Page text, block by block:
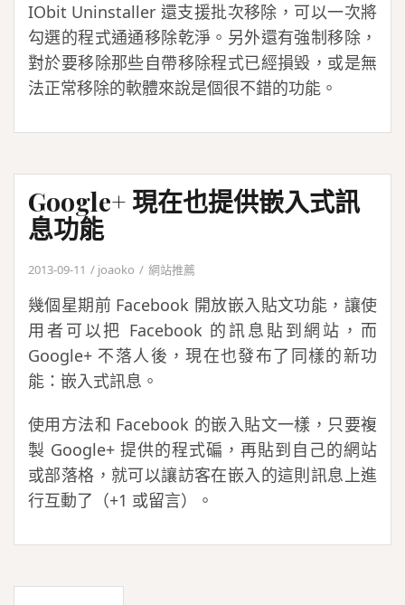
IObit Uninstaller 還支援批次移除，可以一次將
勾選的程式通通移除乾淨。另外還有強制移除，
對於要移除那些自帶移除程式已經損毀，或是無
法正常移除的軟體來說是個很不錯的功能。
Google+ 現在也提供嵌入式訊
息功能
2013-09-11 joaoko 網站推薦
幾個星期前 Facebook 開放嵌入貼文功能，讓使
用者可以把 Facebook 的訊息貼到網站，而
Google+ 不落人後，現在也發布了同樣的新功
能：嵌入式訊息。
使用方法和 Facebook 的嵌入貼文一樣，只要複
製 Google+ 提供的程式碥，再貼到自己的網站
或部落格，就可以讓訪客在嵌入的這則訊息上進
行互動了（+1 或留言）。